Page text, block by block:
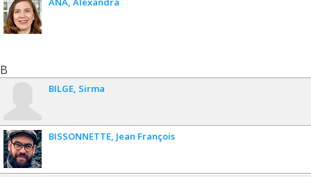
B
BILGE Sirma
BISSONNETTE Jean François